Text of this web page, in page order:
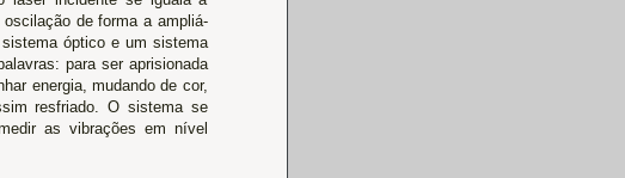
de forma a ampliá-
óptico e um sistema
para ser aprisionada
energia, mudando de cor,
resfriado. O sistema se
as vibrações em nível